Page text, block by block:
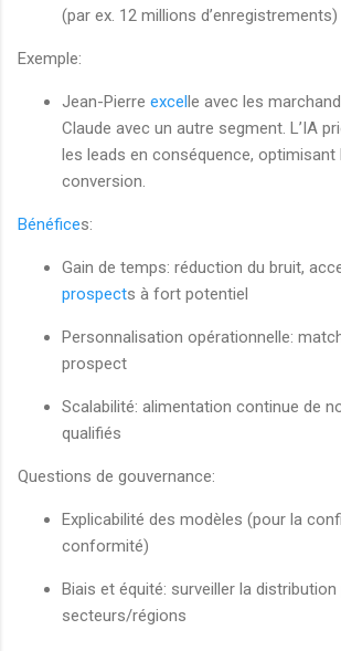
(par ex. 12 millions d’enregistrements)
Exemple:
Jean-Pierre excelle avec les
Claude avec un autre segment. L’IA
les leads en conséquence, optimisant
conversion.
Bénéfices:
Gain de temps: réduction du bruit,
prospects à fort potentiel
Personnalisation opérationnelle:
prospect
Scalabilité: alimentation continue de
qualifiés
Questions de gouvernance:
Explicabilité des modèles (pour la
conformité)
Biais et équité: surveiller la distribution
secteurs/régions